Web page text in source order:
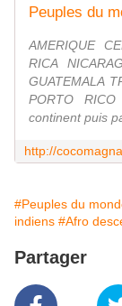
AMERIQUE
RICA
GUATEMALA
PORTO RICO
continent puis
#Peuples du
indiens #Afro
Partager